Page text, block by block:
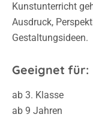
Kunstunterricht
Ausdruck,
Gestaltungsideen.
Geeignet für:
ab 3. Klasse
ab 9 Jahren